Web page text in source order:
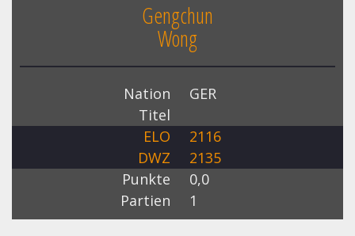
Gengchun
Wong
Nation
GER
Titel
ELO
2116
DWZ
2135
Punkte
0,0
Partien
1